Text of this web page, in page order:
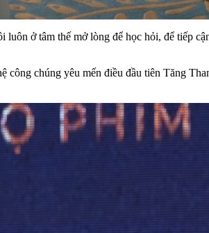
ở tâm thế mở lòng để học hỏi, để tiếp
chúng yêu mến điều đầu tiên Tăng